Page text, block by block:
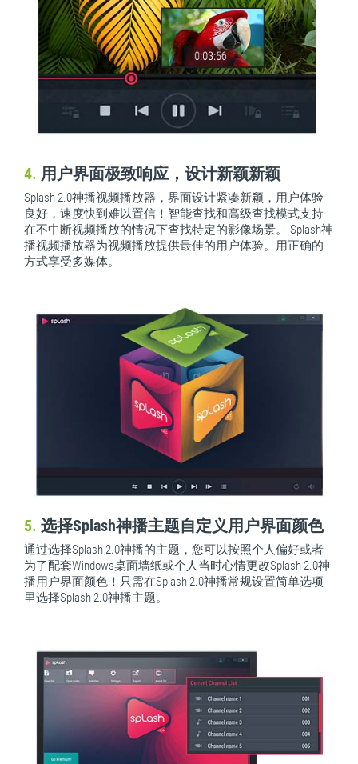
4. 用户界面极致响应，设计新颖新颖
Splash 2.0神播视频播放器，界面设计紧凑新颖，用户体验
良好，速度快到难以置信！智能查找和高级查找模式支持
在不中断视频播放的情况下查找特定的影像场景。 Splash神
播视频播放器为视频播放提供最佳的用户体验。用正确的
方式享受多媒体。
5. 选择Splash神播主题自定义用户界面颜色
通过选择Splash 2.0神播的主题，您可以按照个人偏好或者
为了配套Windows桌面墙纸或个人当时心情更改Splash 2.0神
播用户界面颜色！只需在Splash 2.0神播常规设置简单选项
里选择Splash 2.0神播主题。